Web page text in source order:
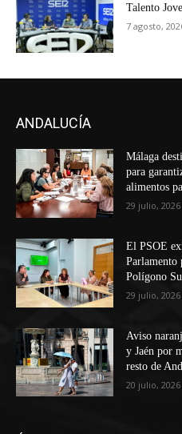
Talento
7 agosto,
ANDALUCÍA
Málaga
para
alimentos
29 julio, 2026
El PSOE
Parlamento
Polígono
29 julio, 2026
Aviso
y Jaén por
resto de
20 julio, 2026